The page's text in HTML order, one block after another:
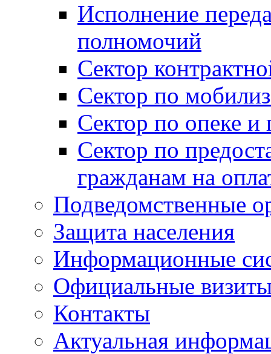
Исполнение
полномочий
Сектор
Сектор по
Сектор по опеке и
Сектор по
гражданам на
Подведомственные
Защита населения
Информационные
Официальные
Контакты
Актуальная